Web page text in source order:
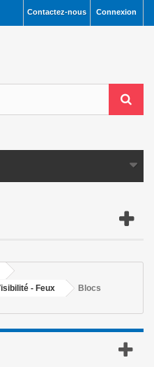
Connexion
Contactez-nous
- Feux
Blocs